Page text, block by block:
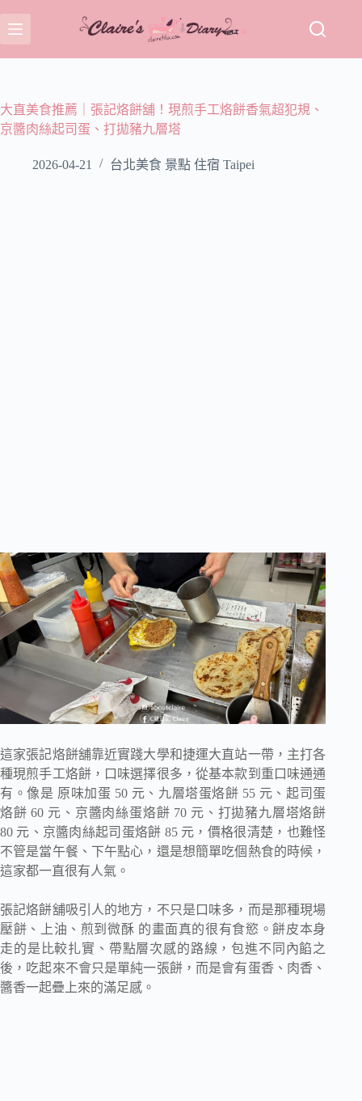
至
主
容
大直美食推薦｜張記烙餅舖！現煎手工烙餅香氣超犯規、
京醬肉絲起司蛋、打拋豬九層塔
2026-04-21 台北美食 景點 住宿 Taipei
這家張記烙餅舖靠近實踐大學和捷運大直站一帶，主打各
種現煎手工烙餅，口味選擇很多，從基本款到重口味通通
有。像是 原味加蛋 50 元、九層塔蛋烙餅 55 元、起司蛋
烙餅 60 元、京醬肉絲蛋烙餅 70 元、打拋豬九層塔烙餅
80 元、京醬肉絲起司蛋烙餅 85 元，價格很清楚，也難怪
不管是當午餐、下午點心，還是想簡單吃個熱食的時候，
這家都一直很有人氣。
張記烙餅舖吸引人的地方，不只是口味多，而是那種現場
壓餅、上油、煎到微酥 的畫面真的很有食慾。餅皮本身
走的是比較扎實、帶點層次感的路線，包進不同內餡之
後，吃起來不會只是單純一張餅，而是會有蛋香、肉香、
醬香一起疊上來的滿足感。